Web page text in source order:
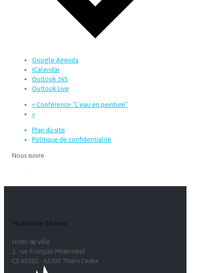
Google Agenda
iCalendar
Outlook 365
Outlook Live
« Conférence “L’eau en peinture”
»
Plan du site
Politique de confidentialité
Nous suivre
Hôtel de ville
1, rue François Mitterrand
CS 60201 - 63300 Thiers Cedex